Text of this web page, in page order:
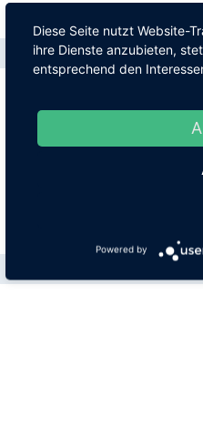
Diese Seite nutzt Website-
ihre Dienste anzubieten,
entsprechend den
Powered by